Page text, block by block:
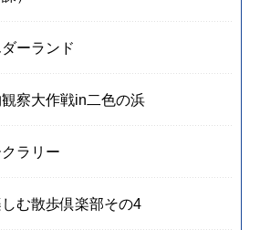
ーランド
察大作戦in二色の浜
ラリー
む散歩倶楽部その4